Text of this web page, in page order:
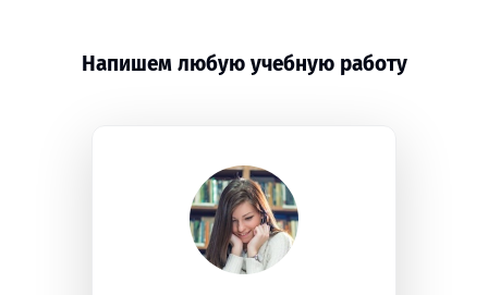
Напишем любую учебную работу